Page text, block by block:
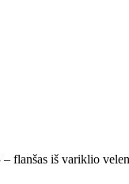
iš variklio